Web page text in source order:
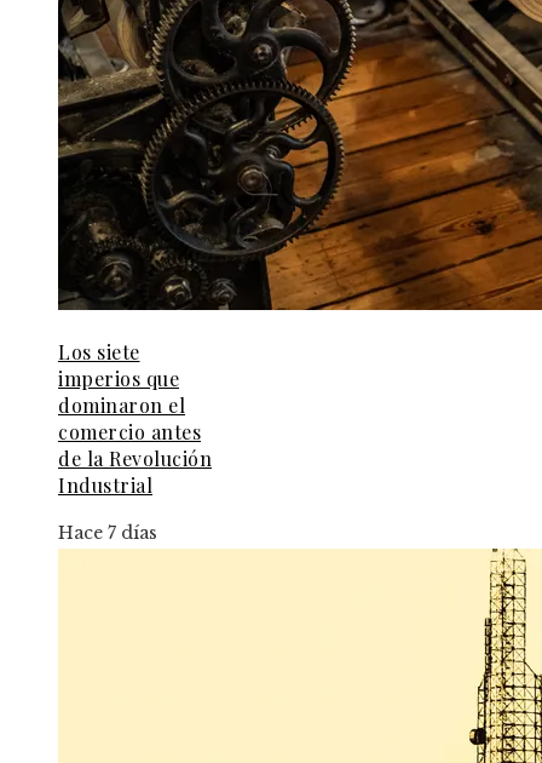
Los siete
imperios que
dominaron el
comercio antes
de la Revolución
Industrial
Hace 7 días